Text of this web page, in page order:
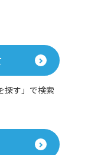
探す」で検索